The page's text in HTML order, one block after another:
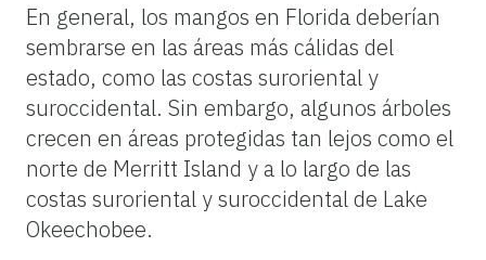
En general, los mangos en Florida deberían
sembrarse en las áreas más cálidas del
estado, como las costas suroriental y
suroccidental. Sin embargo, algunos árboles
crecen en áreas protegidas tan lejos como el
norte de Merritt Island y a lo largo de las
costas suroriental y suroccidental de Lake
Okeechobee.